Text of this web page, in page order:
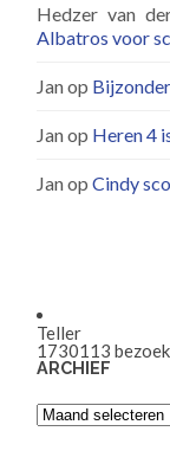
Hedzer van
Albatros voor
Janop
Janop Heren 4
JanopCindy
Teller
1730113
ARCHIEF
Archief